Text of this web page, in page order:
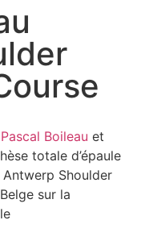
Boileau et
totale d’épaule
Shoulder
sur la